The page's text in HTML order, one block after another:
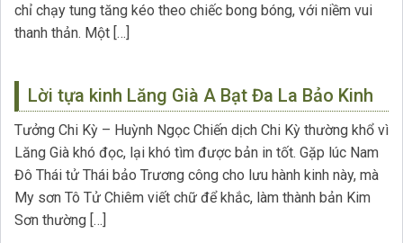
chỉ chạy tung tăng kéo theo chiếc bong bóng, với niềm vui
thanh thản. Một […]
Lời tựa kinh Lăng Già A Bạt Đa La Bảo Kinh
Tưởng Chi Kỳ – Huỳnh Ngọc Chiến dịch Chi Kỳ thường khổ vì
Lăng Già khó đọc, lại khó tìm được bản in tốt. Gặp lúc Nam
Đô Thái tử Thái bảo Trương công cho lưu hành kinh này, mà
My sơn Tô Tử Chiêm viết chữ để khắc, làm thành bản Kim
Sơn thường […]